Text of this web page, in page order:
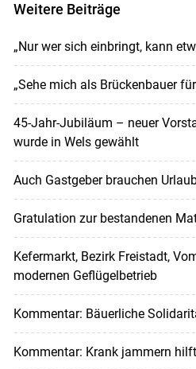
Weitere Beiträge
„Nur wer sich einbringt, kann
„Sehe mich als Brückenbauer
45-Jahr-Jubiläum – neuer
wurde in Wels gewählt
Auch Gastgeber brauchen
Gratulation zur bestandenen
Kefermarkt, Bezirk Freistadt,
modernen Geflügelbetrieb
Kommentar: Bäuerliche
Kommentar: Krank jammern